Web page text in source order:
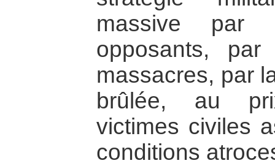
massive par
opposants,
massacres, par
brûlée, au
victimes civiles
conditions